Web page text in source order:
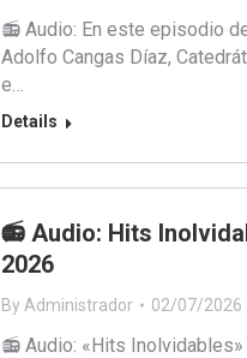
📻 Audio: En este episodio
Adolfo Cangas Díaz,
e…
Details
📻 Audio: Hits
2026
By Administrador 02/07/2026
📻 Audio: «Hits